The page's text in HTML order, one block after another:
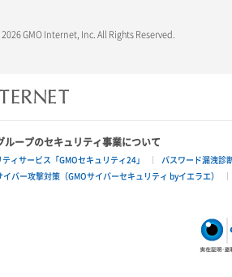
詳細取得
ローカルネットワーク
（追加IP用）
細取得
ンサー削除
ンサー更新
ンサー詳細取得
GMO Internet, Inc. All Rights Reserved.
ループのセキュリティ事業について
ィサービス「GMOセキュリティ24」 パスワード漏洩診
イバー攻撃対策（GMOサイバーセキュリティ byイエラエ）